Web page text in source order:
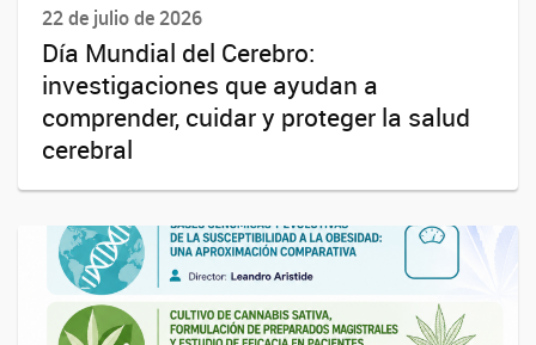
22 de julio de 2026
Día Mundial del Cerebro:
investigaciones que ayudan a
comprender, cuidar y proteger la salud
cerebral